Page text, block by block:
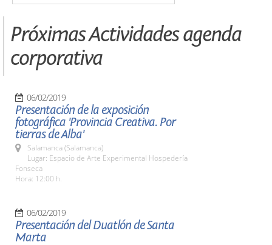
Próximas Actividades agenda
corporativa
06/02/2019
Presentación de la exposición
fotográfica 'Provincia Creativa. Por
tierras de Alba'
Salamanca (Salamanca)
Lugar: Espacio de Arte Experimental Hospedería
Fonseca
Hora: 12:00 h.
06/02/2019
Presentación del Duatlón de Santa
Marta